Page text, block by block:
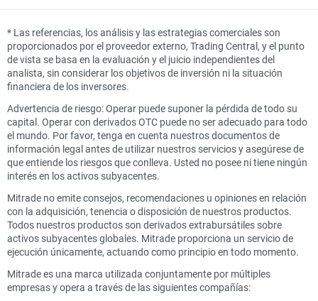
* Las referencias, los análisis y las estrategias comerciales son
proporcionados por el proveedor externo, Trading Central, y el punto
de vista se basa en la evaluación y el juicio independientes del
analista, sin considerar los objetivos de inversión ni la situación
financiera de los inversores.
Advertencia de riesgo: Operar puede suponer la pérdida de todo su
capital. Operar con derivados OTC puede no ser adecuado para todo
el mundo. Por favor, tenga en cuenta nuestros documentos de
información legal antes de utilizar nuestros servicios y asegúrese de
que entiende los riesgos que conlleva. Usted no posee ni tiene ningún
interés en los activos subyacentes.
Mitrade no emite consejos, recomendaciones u opiniones en relación
con la adquisición, tenencia o disposición de nuestros productos.
Todos nuestros productos son derivados extrabursátiles sobre
activos subyacentes globales. Mitrade proporciona un servicio de
ejecución únicamente, actuando como principio en todo momento.
Mitrade es una marca utilizada conjuntamente por múltiples
empresas y opera a través de las siguientes compañías: